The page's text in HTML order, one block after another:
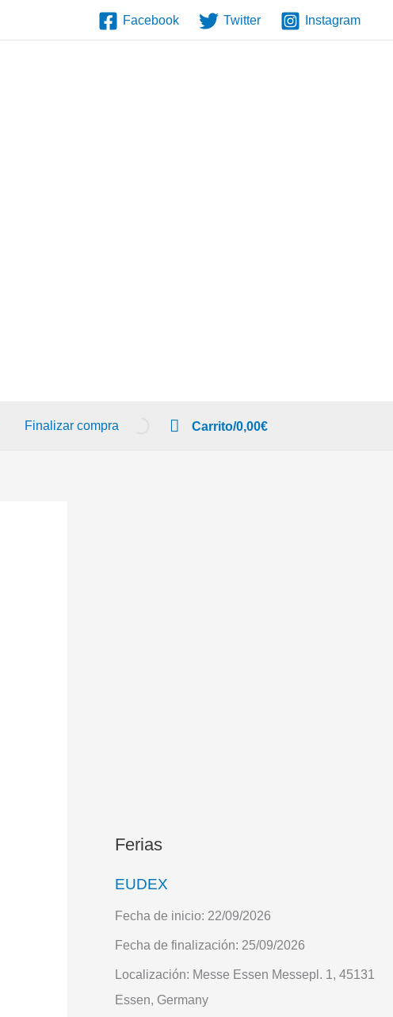
Facebook Twitter Instagram
Finalizar compra Carrito/0,00€
Ferias
EUDEX
Fecha de inicio: 22/09/2026
Fecha de finalización: 25/09/2026
Localización: Messe Essen Messepl. 1, 45131
Essen, Germany